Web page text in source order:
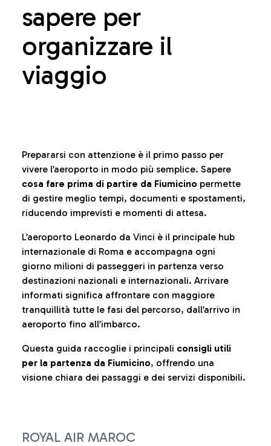
sapere per
organizzare il
viaggio
Prepararsi con attenzione è il primo passo per
vivere l’aeroporto in modo più semplice. Sapere
cosa fare prima di partire da Fiumicino permette
di gestire meglio tempi, documenti e spostamenti,
riducendo imprevisti e momenti di attesa.
L’aeroporto Leonardo da Vinci è il principale hub
internazionale di Roma e accompagna ogni
giorno milioni di passeggeri in partenza verso
destinazioni nazionali e internazionali. Arrivare
informati significa affrontare con maggiore
tranquillità tutte le fasi del percorso, dall’arrivo in
aeroporto fino all’imbarco.
Questa guida raccoglie i principali consigli utili
per la partenza da Fiumicino, offrendo una
visione chiara dei passaggi e dei servizi disponibili.
ROYAL AIR MAROC